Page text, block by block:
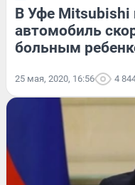
В Уфе Mitsubishi
автомобиль
больным
25 мая, 2020, 16:56 4